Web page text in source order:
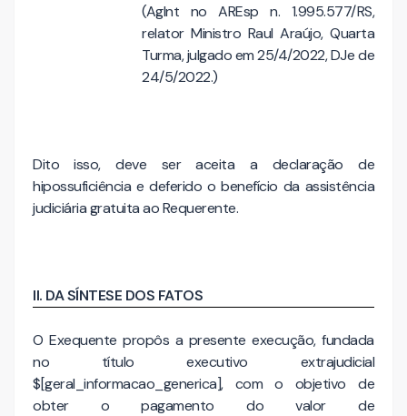
(AgInt no AREsp n. 1.995.577/RS,
relator Ministro Raul Araújo, Quarta
Turma, julgado em 25/4/2022, DJe de
24/5/2022.)
Dito isso, deve ser aceita a declaração de
hipossuficiência e deferido o benefício da assistência
judiciária gratuita ao Requerente.
II. DA SÍNTESE DOS FATOS
O Exequente propôs a presente execução, fundada
no título executivo extrajudicial
$[geral_informacao_generica], com o objetivo de
obter o pagamento do valor de